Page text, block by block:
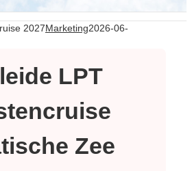
2027Marketing2026-06-
LPT
Zee